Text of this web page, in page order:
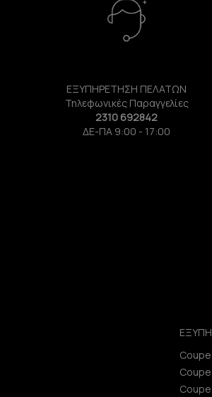
ΕΞΥΠΗΡΕΤΗΣΗ ΠΕΛΑΤΩΝ
Τηλεφωνικές Παραγγελίες
2310 692842
ΔΕ-ΠΑ 9:00 - 17:00
Coupe